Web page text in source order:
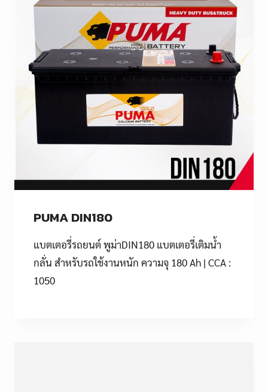
PUMA DIN180
แบตเตอรี่รถยนต์ พูม่าDIN180 แบตเตอรี่เติมน้ำ
กลั่น สำหรับรถใช้งานหนัก ความจุ 180 Ah | CCA :
1050